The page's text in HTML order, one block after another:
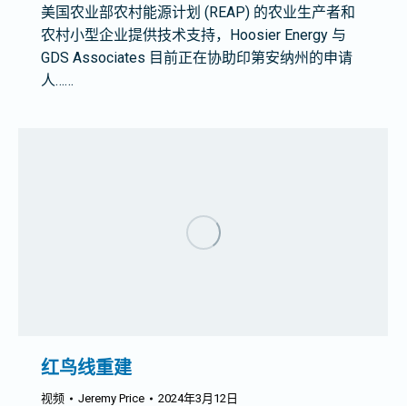
美国农业部农村能源计划 (REAP) 的农业生产者和
农村小型企业提供技术支持，Hoosier Energy 与
GDS Associates 目前正在协助印第安纳州的申请
人……
红鸟线重建
视频 Jeremy Price 2024年3月12日